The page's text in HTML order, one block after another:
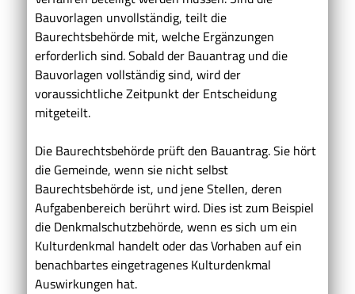
Bauvorlagen unvollständig, teilt die
Baurechtsbehörde mit, welche Ergänzungen
erforderlich sind. Sobald der Bauantrag und die
Bauvorlagen vollständig sind, wird der
voraussichtliche Zeitpunkt der Entscheidung
mitgeteilt.
Die Baurechtsbehörde prüft den Bauantrag. Sie hört
die Gemeinde, wenn sie nicht selbst
Baurechtsbehörde ist, und jene Stellen, deren
Aufgabenbereich berührt wird. Dies ist zum Beispiel
die Denkmalschutzbehörde, wenn es sich um ein
Kulturdenkmal handelt oder das Vorhaben auf ein
benachbartes eingetragenes Kulturdenkmal
Auswirkungen hat.